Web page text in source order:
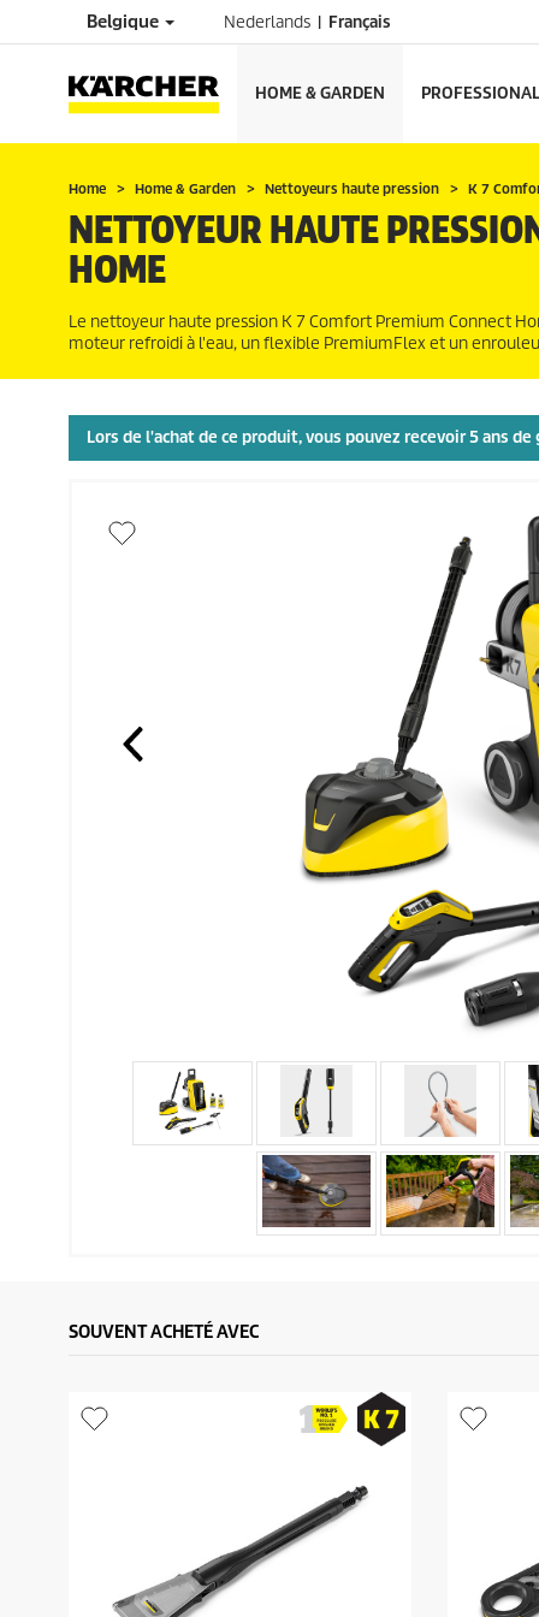
Belgique Nederlands Français
HOME & GARDEN PROFESSIONAL
Home Home & Garden Nettoyeurs haute pression K 7
NETTOYEUR HAUTE
HOME
Le nettoyeur haute pression K 7 Comfort Premium Connect
moteur refroidi à l'eau, un flexible PremiumFlexet un
Lors de l'achat de ce produit, vous pouvez recevoir 5 ans
SOUVENT ACHETÉ AVEC